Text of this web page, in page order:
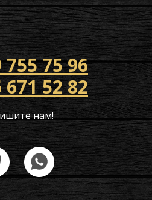
755 75 96
671 52 82
нам!